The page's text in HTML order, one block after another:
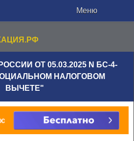
Меню
ОТ 05.03.2025 N БС-4-
НАЛОГОВОМ
ВЫЧЕТЕ"